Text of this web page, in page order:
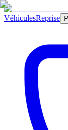
VéhiculesReprise